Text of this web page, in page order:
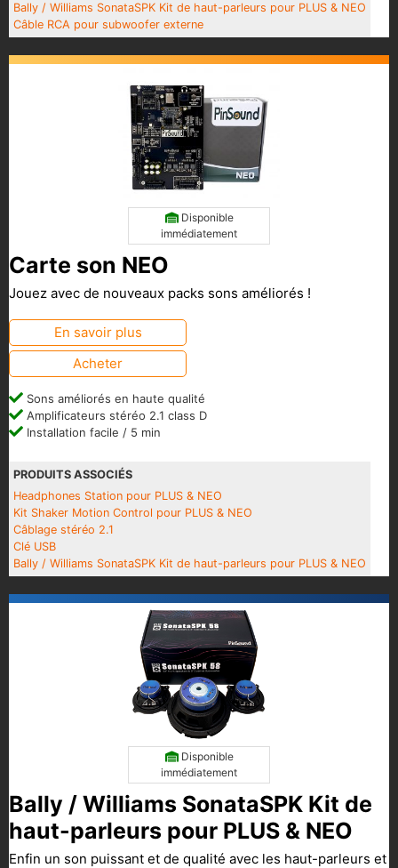
Bally / Williams SonataSPK Kit de haut-parleurs pour PLUS & NEO
Câble RCA pour subwoofer externe
Disponible
immédiatement
Carte son NEO
Jouez avec de nouveaux packs sons améliorés !
En savoir plus
Acheter
Sons améliorés en haute qualité
Amplificateurs stéréo 2.1 class D
Installation facile / 5 min
PRODUITS ASSOCIÉS
Headphones Station pour PLUS & NEO
Kit Shaker Motion Control pour PLUS & NEO
Câblage stéréo 2.1
Clé USB
Bally / Williams SonataSPK Kit de haut-parleurs pour PLUS & NEO
Disponible
immédiatement
Bally / Williams SonataSPK Kit de
haut-parleurs pour PLUS & NEO
Enfin un son puissant et de qualité avec les haut-parleurs et